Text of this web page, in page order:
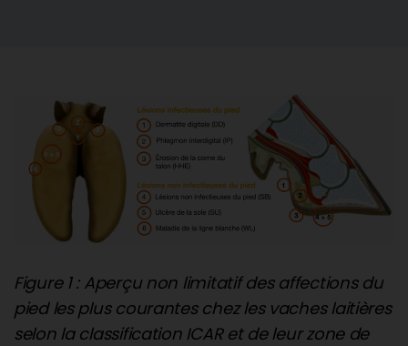
Figure 1 : Aperçu non limitatif des affections du
pied les plus courantes chez les vaches laitières
selon la classification ICAR et de leur zone de